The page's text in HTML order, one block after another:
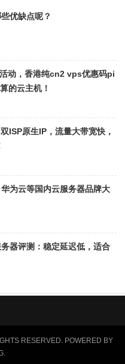
优缺点呢？
动，香港纯cn2 vps优惠码pi
的云主机！
ISP原生IP，流量大带宽快，
为云等国内云服务器品牌大
器评测：稳定延迟低，适合
RESERVED. POWERED BY
.